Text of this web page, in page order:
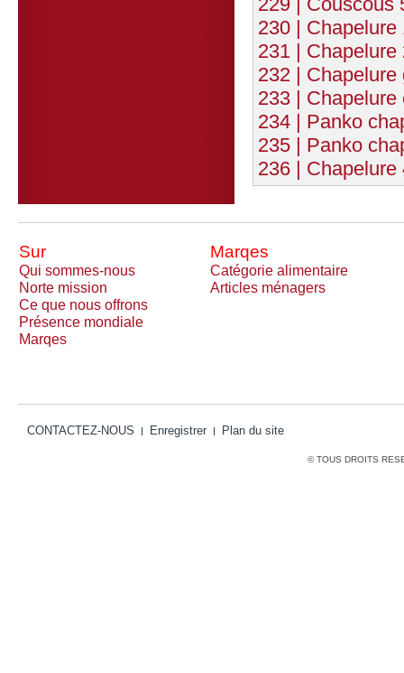
230 | Chapelure
231 | Chapelure
232 |
233 | Chapelure
234 | Panko
235 | Panko
236 | Chapelure
Sur Marqes
Qui sommes-nous
Catégorie alimentaire
Norte mission
Articles ménagers
Ce que nous offrons
Présence mondiale
Marqes
CONTACTEZ-NOUS Enregistrer Plan du site
© TOUS DROITS